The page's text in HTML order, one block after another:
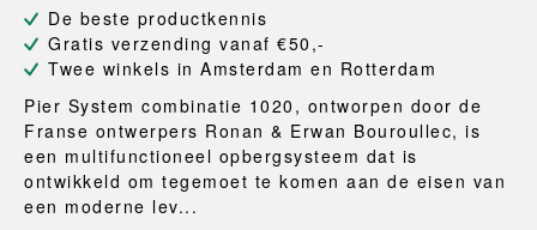
De beste productkennis
Gratis verzending vanaf €50,-
Twee winkels in Amsterdam en Rotterdam
Pier System combinatie 1020, ontworpen door de
Franse ontwerpers Ronan & Erwan Bouroullec, is
een multifunctioneel opbergsysteem dat is
ontwikkeld om tegemoet te komen aan de eisen van
een moderne lev...